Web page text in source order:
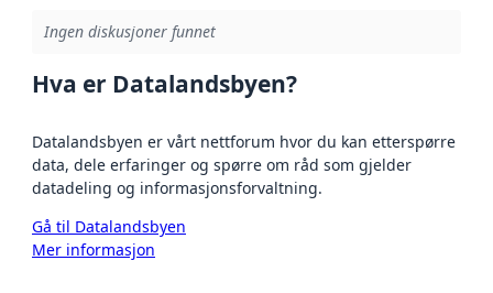
Ingen diskusjoner funnet
Hva er Datalandsbyen?
Datalandsbyen er vårt nettforum hvor du kan etterspørre
data, dele erfaringer og spørre om råd som gjelder
datadeling og informasjonsforvaltning.
Gå til Datalandsbyen
Mer informasjon